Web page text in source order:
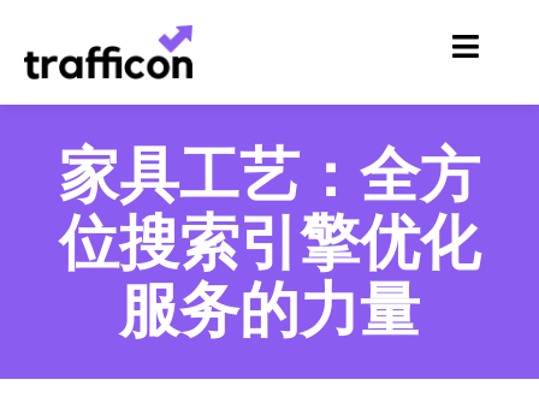
容
家具工艺：全方
位搜索引擎优化
服务的力量